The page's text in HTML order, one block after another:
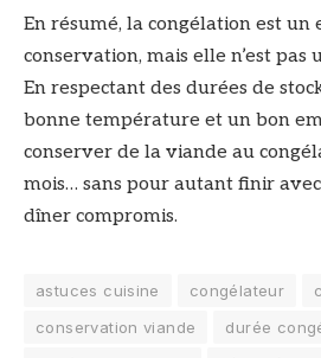
En résumé, la congélation est
conservation, mais elle n’est
En respectant des durées de
bonne température et un bon
conserver de la viande au
mois… sans pour autant finir
dîner compromis.
astuces cuisine congélateur
conservation viande
durée